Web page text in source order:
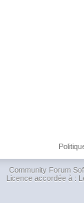
Community Forum
Licence accordée à :